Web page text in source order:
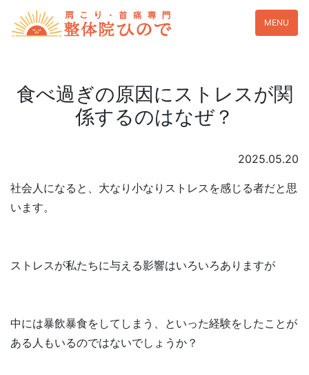
MENU
食べ過ぎの原因にストレスが関
係するのはなぜ？
2025.05.20
社会人になると、大なり小なりストレスを感じる者だと思
います。
ストレスが私たちに与える影響はいろいろありますが
中には暴飲暴食をしてしまう、といった経験をしたことが
ある人もいるのではないでしょうか？